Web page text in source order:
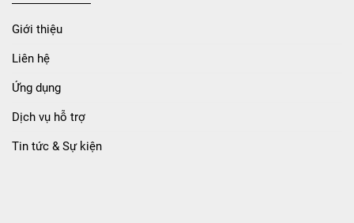
Giới thiệu
Liên hệ
Ứng dụng
Dịch vụ hỗ trợ
Tin tức & Sự kiện